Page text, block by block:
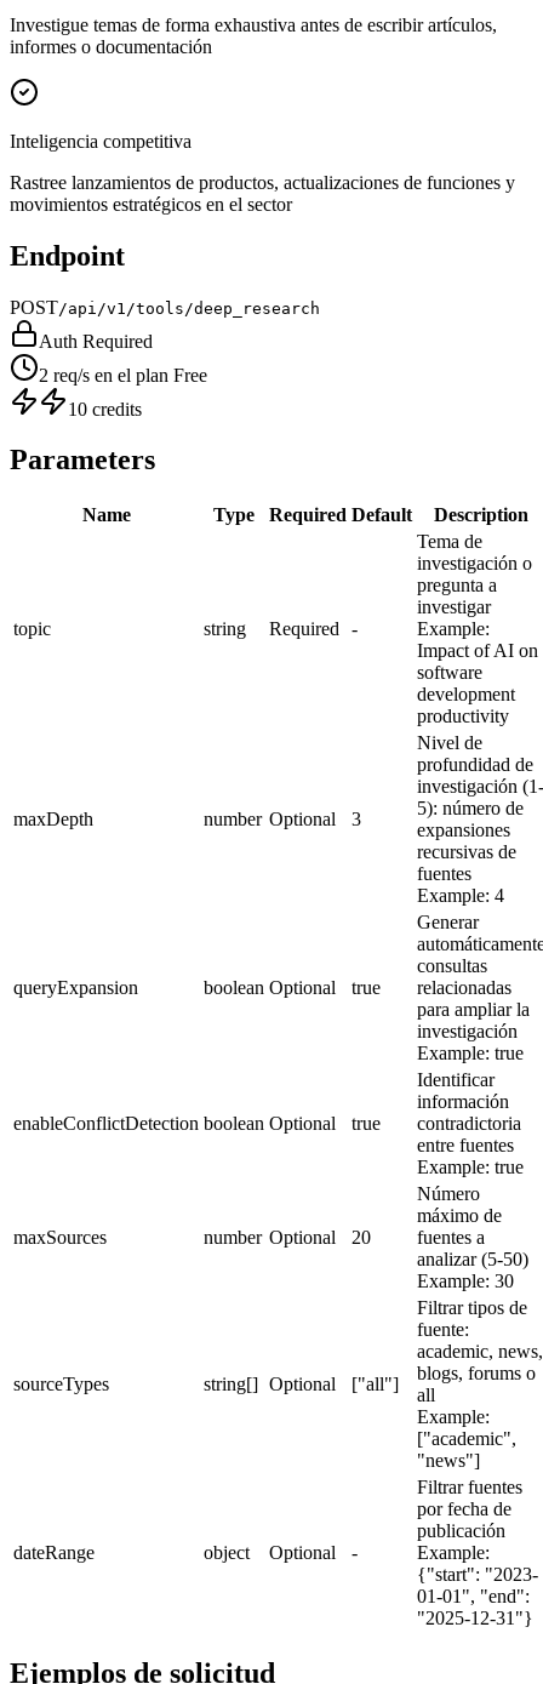
Investigue temas de forma exhaustiva antes de escribir artículos,
informes o documentación
Inteligencia competitiva
Rastree lanzamientos de productos, actualizaciones de funciones y
movimientos estratégicos en el sector
Endpoint
POST/api/v1/tools/deep_research
Auth Required
2 req/s en el plan Free
10 credits
Parameters
Name Type Required Default Description
topic string Required -
Tema de
investigación o
pregunta a
investigar
Example:
Impact of AI on
software
development
productivity
maxDepth number Optional 3
Nivel de
profundidad de
investigación (1-
5): número de
expansiones
recursivas de
fuentes
Example: 4
queryExpansion boolean Optional true
Generar
consultas
relacionadas
para ampliar la
investigación
Example: true
enableConflictDetection boolean Optional true
Identificar
información
contradictoria
entre fuentes
Example: true
maxSources number Optional 20
Número
máximo de
fuentes a
analizar (5-50)
Example: 30
sourceTypes string[] Optional ["all"]
Filtrar tipos de
fuente:
academic, news,
blogs, forums o
all
Example:
["academic",
"news"]
dateRange object Optional -
Filtrar fuentes
por fecha de
publicación
Example:
{"start": "2023-
01-01", "end":
"2025-12-31"}
Ejemplos de solicitud